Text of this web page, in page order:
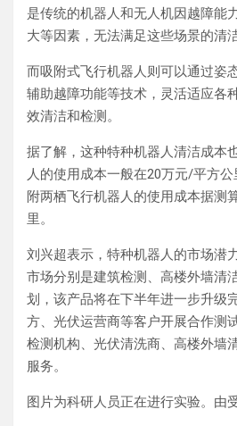
是传统的机器人和无人机因越障能
大等因素，无法满足这些场景的清
而吸附式飞行机器人则可以通过姿
辅助越障功能等技术，灵活适应各
效清洁和检测。
据了解，这种特种机器人清洁成本
人的使用成本一般在20万元/平方
附两栖飞行机器人的使用成本据测
里。
刘兴超表示，特种机器人的市场潜
市场分别是建筑检测、高楼外墙清
划，该产品将在下半年进一步升级
方、光伏运营商等客户开展合作测
检测机构、光伏清洗商、高楼外墙
服务。
图片为科研人员正在进行实验。由